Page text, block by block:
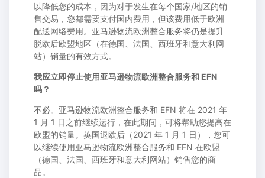
以降低您的成本，因为对于发生在每个国家/地区的销
售交易，您都需要支付国内费用，但该费用低于欧洲
配送网络费用。亚马逊物流欧洲整合服务将仍是提升
脱欧后欧盟地区（在德国、法国、西班牙和意大利网
站）销量的有效方式。
我应立即停止使用亚马逊物流欧洲整合服务和 EFN
吗？
不必。亚马逊物流欧洲整合服务和 EFN 将在 2021 年
1 月 1 日之前继续运行，在此期间，可将帮助您提高在
欧盟的销量。英国退欧后（2021 年 1 月 1 日），您可
以继续使用亚马逊物流欧洲整合服务和 EFN 在欧盟
（德国、法国、西班牙和意大利网站）销售您的商
品。